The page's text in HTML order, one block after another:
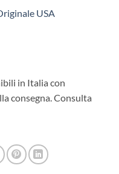
USA
in Italia con
consegna. Consulta